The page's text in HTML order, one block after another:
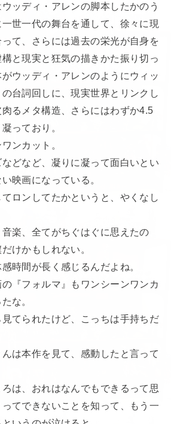
ッディ・アレンの脚本したかのう
世一代の舞台を通して、徐々に現
て、さらには過去の栄光が自身を
と現実と狂気の描きかた振り切っ
ウッディ・アレンのようにウィッ
の台詞回しに、現実世界とリンクし
るメタ構造、さらにはわずか4.5
っており。
ンカット。
どなど、凝りに凝って面白いとい
映画になっている。
ロンしてたかというと、やくなし
楽、全てがちぐはぐに思えたの
けかもしれない。
時間が長く感じるんだよね。
『フォルマ』もワンシーンワンカ
な。
てられたけど、こっちは手持ちだ
は本作を見て、感動したと言って
は、おれはなんでもできるって思
てできないことを知って、もう一